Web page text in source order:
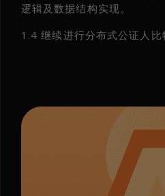
逻辑及数据结构实现。
1.4 继续进行分布式公证人